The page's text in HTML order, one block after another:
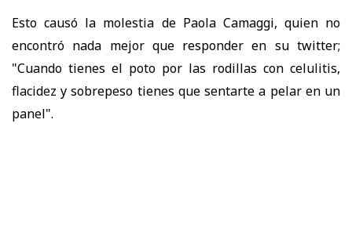
Esto causó la molestia de Paola Camaggi, quien no
encontró nada mejor que responder en su twitter;
"Cuando tienes el poto por las rodillas con celulitis,
flacidez y sobrepeso tienes que sentarte a pelar en un
panel".